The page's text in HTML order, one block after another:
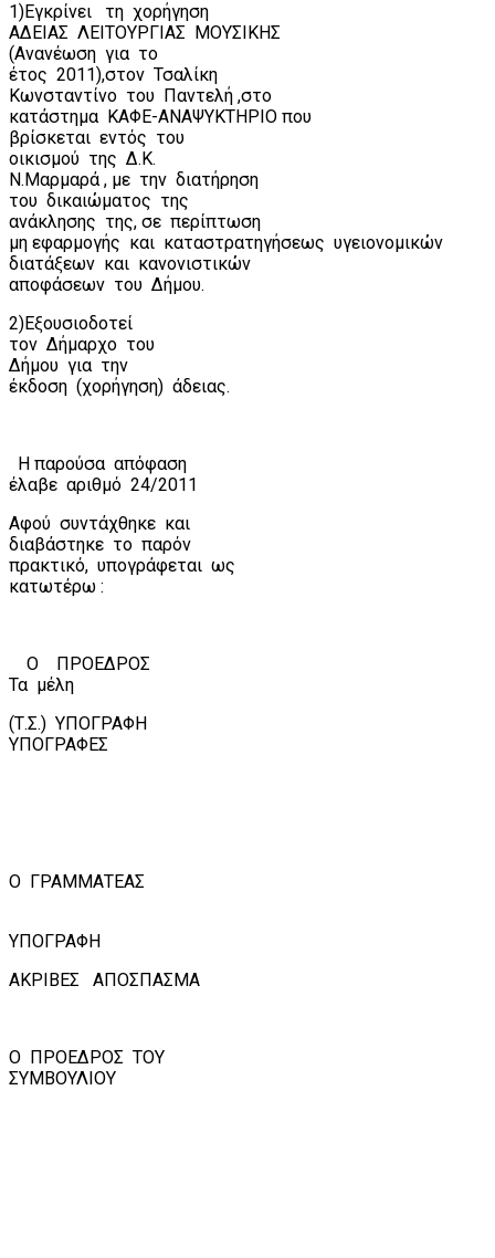
1)Εγκρίνει
τη χορήγηση
ΑΔΕΙΑΣ ΛΕΙΤΟΥΡΓΙΑΣ
ΜΟΥΣΙΚΗΣ
(Ανανέωση για το
έτος 2011),στον Τσαλίκη
Κωνσταντίνο του
Παντελή ,στο
κατάστημα ΚΑΦΕ-ΑΝΑΨΥΚΤΗΡΙΟ που
βρίσκεται εντός του
οικισμού της Δ.Κ.
Ν.Μαρμαρά , με την διατήρηση
του δικαιώματος της
ανάκλησης της, σε περίπτωση
μη εφαρμογής και καταστρατηγήσεως υγειονομικών
διατάξεων και κανονιστικών
αποφάσεων του Δήμου.
2)Εξουσιοδοτεί
τον Δήμαρχο του
Δήμου για την
έκδοση (χορήγηση) άδειας.
Η παρούσα απόφαση
έλαβε αριθμό 24/2011
Αφού συντάχθηκε και
διαβάστηκε το παρόν
πρακτικό, υπογράφεται ως
κατωτέρω :
Ο
ΠΡΟΕΔΡΟΣ
Τα μέλη
(Τ.Σ.) ΥΠΟΓΡΑΦΗ
ΥΠΟΓΡΑΦΕΣ
Ο ΓΡΑΜΜΑΤΕΑΣ
ΥΠΟΓΡΑΦΗ
ΑΚΡΙΒΕΣ
ΑΠΟΣΠΑΣΜΑ
Ο ΠΡΟΕΔΡΟΣ ΤΟΥ
ΣΥΜΒΟΥΛΙΟΥ